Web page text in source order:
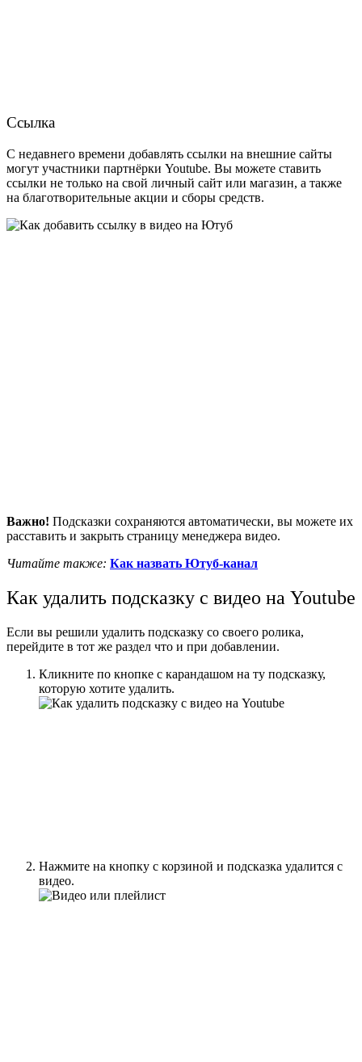
Ссылка
С недавнего времени добавлять ссылки на внешние сайты
могут участники партнёрки Youtube. Вы можете ставить
ссылки не только на свой личный сайт или магазин, а также
на благотворительные акции и сборы средств.
Важно! Подсказки сохраняются автоматически, вы можете их
расставить и закрыть страницу менеджера видео.
Читайте также: Как назвать Ютуб-канал
Как удалить подсказку с видео на Youtube
Если вы решили удалить подсказку со своего ролика,
перейдите в тот же раздел что и при добавлении.
Кликните по кнопке с карандашом на ту подсказку,
которую хотите удалить.
Нажмите на кнопку с корзиной и подсказка удалится с
видео.